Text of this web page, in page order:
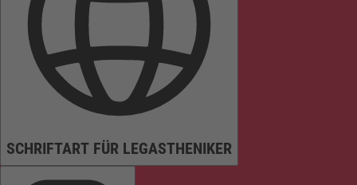
SCHRIFTART FÜR LEGASTHENIKER